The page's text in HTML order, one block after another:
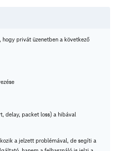
hogy privát üzenetben a következő
delay, packet loss) a hibával
a jelzett problémával, de segíti a